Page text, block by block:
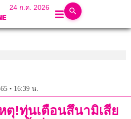
24 ก.ค. 2026
• 16:39 น.
ตุ!ทุ่นเตือนสึนามิเสีย